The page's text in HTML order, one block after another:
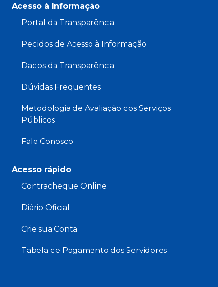
Acesso à Informação
Portal da Transparência
Pedidos de Acesso à Informação
Dados da Transparência
Dúvidas Frequentes
Metodologia de Avaliação dos Serviços
Públicos
Fale Conosco
Acesso rápido
Contracheque Online
Diário Oficial
Crie sua Conta
Tabela de Pagamento dos Servidores